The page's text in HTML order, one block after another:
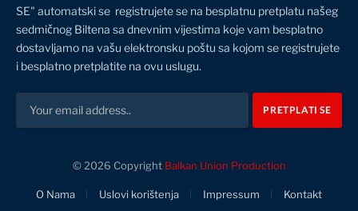
SE" automatski se registrujete se na besplatnu pretplatu našeg
sedmičnog Biltena sa dnevnim vijestima koje vam besplatno
dostavljamo na vašu elektronsku poštu sa kojom se registrujete
i besplatno pretplatite na ovu uslugu.
© 2026 Copyright Balkan Union Production
O Nama Uslovi korištenja Impressum Kontakt